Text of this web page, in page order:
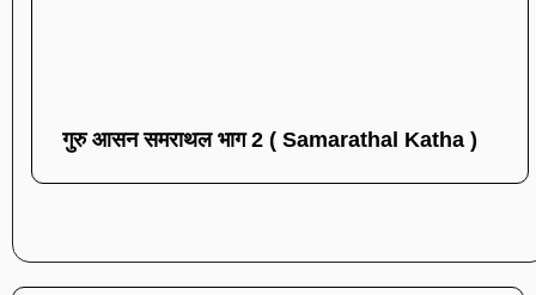
गुरु आसन समराथल भाग 2 ( Samarathal Katha )